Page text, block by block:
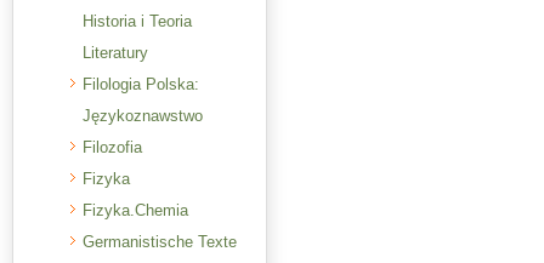
Historia i Teoria
Literatury
Filologia Polska:
Językoznawstwo
Filozofia
Fizyka
Fizyka.Chemia
Germanistische Texte